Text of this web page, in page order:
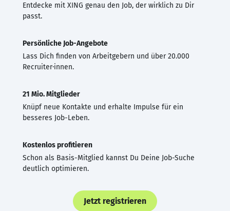
Entdecke mit XING genau den Job, der wirklich zu Dir
passt.
Persönliche Job-Angebote
Lass Dich finden von Arbeitgebern und über 20.000
Recruiter·innen.
21 Mio. Mitglieder
Knüpf neue Kontakte und erhalte Impulse für ein
besseres Job-Leben.
Kostenlos profitieren
Schon als Basis-Mitglied kannst Du Deine Job-Suche
deutlich optimieren.
Jetzt registrieren